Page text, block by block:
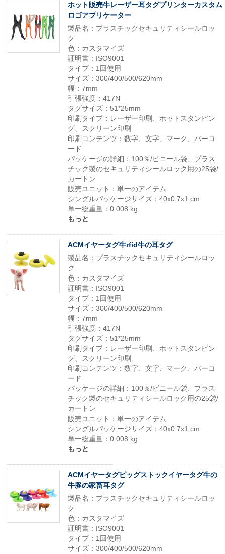
ホット販売牛レーザー耳タグプリンターカスタム
ロゴアプリケーター
製品名：プラスチックセキュリティシールロッ
ク
色：カスタマイズ
証明書：ISO9001
タイプ：1回使用
サイズ：300/400/500/620mm
幅：7mm
引張強度：417N
タグサイズ：51*25mm
印刷タイプ：レーザー印刷、ホットスタンピン
グ、スクリーン印刷
印刷コンテンツ：数字、文字、マーク、バーコ
ード
パッケージの詳細：100％/ビニール袋、プラス
チック製のセキュリティシールロック用の25袋/
カートン
販売ユニット：単一のアイテム
シングルパッケージサイズ：40x0.7x1 cm
単一総重量：0.008 kg
もっと
ACMイヤータグ牛rfid牛の耳タグ
製品名：プラスチックセキュリティシールロッ
ク
色：カスタマイズ
証明書：ISO9001
タイプ：1回使用
サイズ：300/400/500/620mm
幅：7mm
引張強度：417N
タグサイズ：51*25mm
印刷タイプ：レーザー印刷、ホットスタンピン
グ、スクリーン印刷
印刷コンテンツ：数字、文字、マーク、バーコ
ード
パッケージの詳細：100％/ビニール袋、プラス
チック製のセキュリティシールロック用の25袋/
カートン
販売ユニット：単一のアイテム
シングルパッケージサイズ：40x0.7x1 cm
単一総重量：0.008 kg
もっと
ACMイヤータグピッグストックイヤータグ牛の
牛豚の家畜耳タグ
製品名：プラスチックセキュリティシールロッ
ク
色：カスタマイズ
証明書：ISO9001
タイプ：1回使用
サイズ：300/400/500/620mm